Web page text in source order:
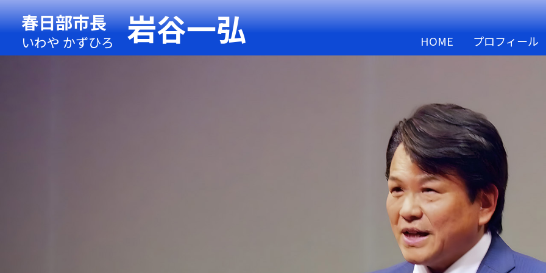
春日部市長
いわや かずひろ 岩谷一弘 HOME プロフィール